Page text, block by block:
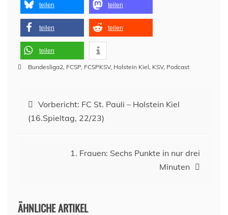
teilen teilen
teilen teilen
teilen
Bundesliga2, FCSP, FCSPKSV, Holstein Kiel, KSV, Podcast
Beitragsnavigation
Vorbericht: FC St. Pauli – Holstein Kiel
(16.Spieltag, 22/23)
1. Frauen: Sechs Punkte in nur drei
Minuten
ÄHNLICHE ARTIKEL